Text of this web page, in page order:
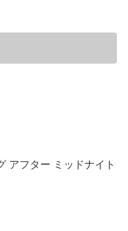
アフター ミッドナイト